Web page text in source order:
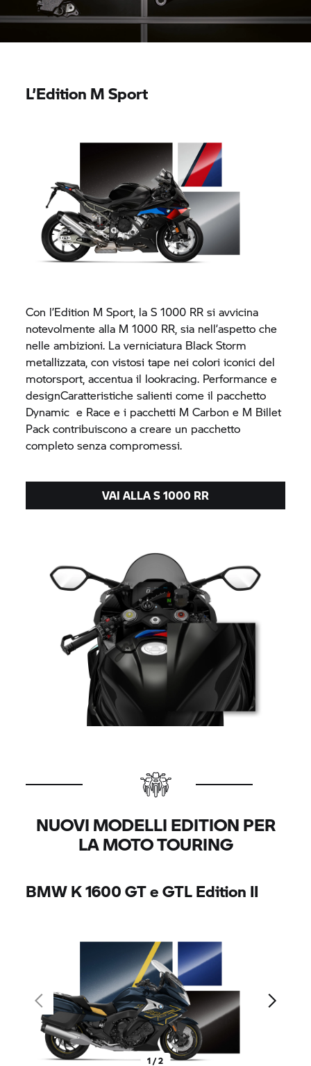
L’Edition M Sport
Con l’Edition M Sport, laS 1000 RR si avvicina
notevolmente alla M 1000 RR, sia nell’aspetto che
nelle ambizioni. La verniciatura Black Storm
metallizzata, con vistosi tape nei colori iconici del
motorsport, accentua il lookracing. Performance e
designCaratteristiche salienti come il pacchetto
Dynamic e Race e i pacchetti M Carbon e M Billet
Pack contribuiscono a creare un pacchetto
completo senza compromessi.
VAI ALLAS 1000 RR
NUOVI MODELLI EDITION PER
LA MOTO TOURING
BMWK 1600 GTe GTL Edition II
1 / 2